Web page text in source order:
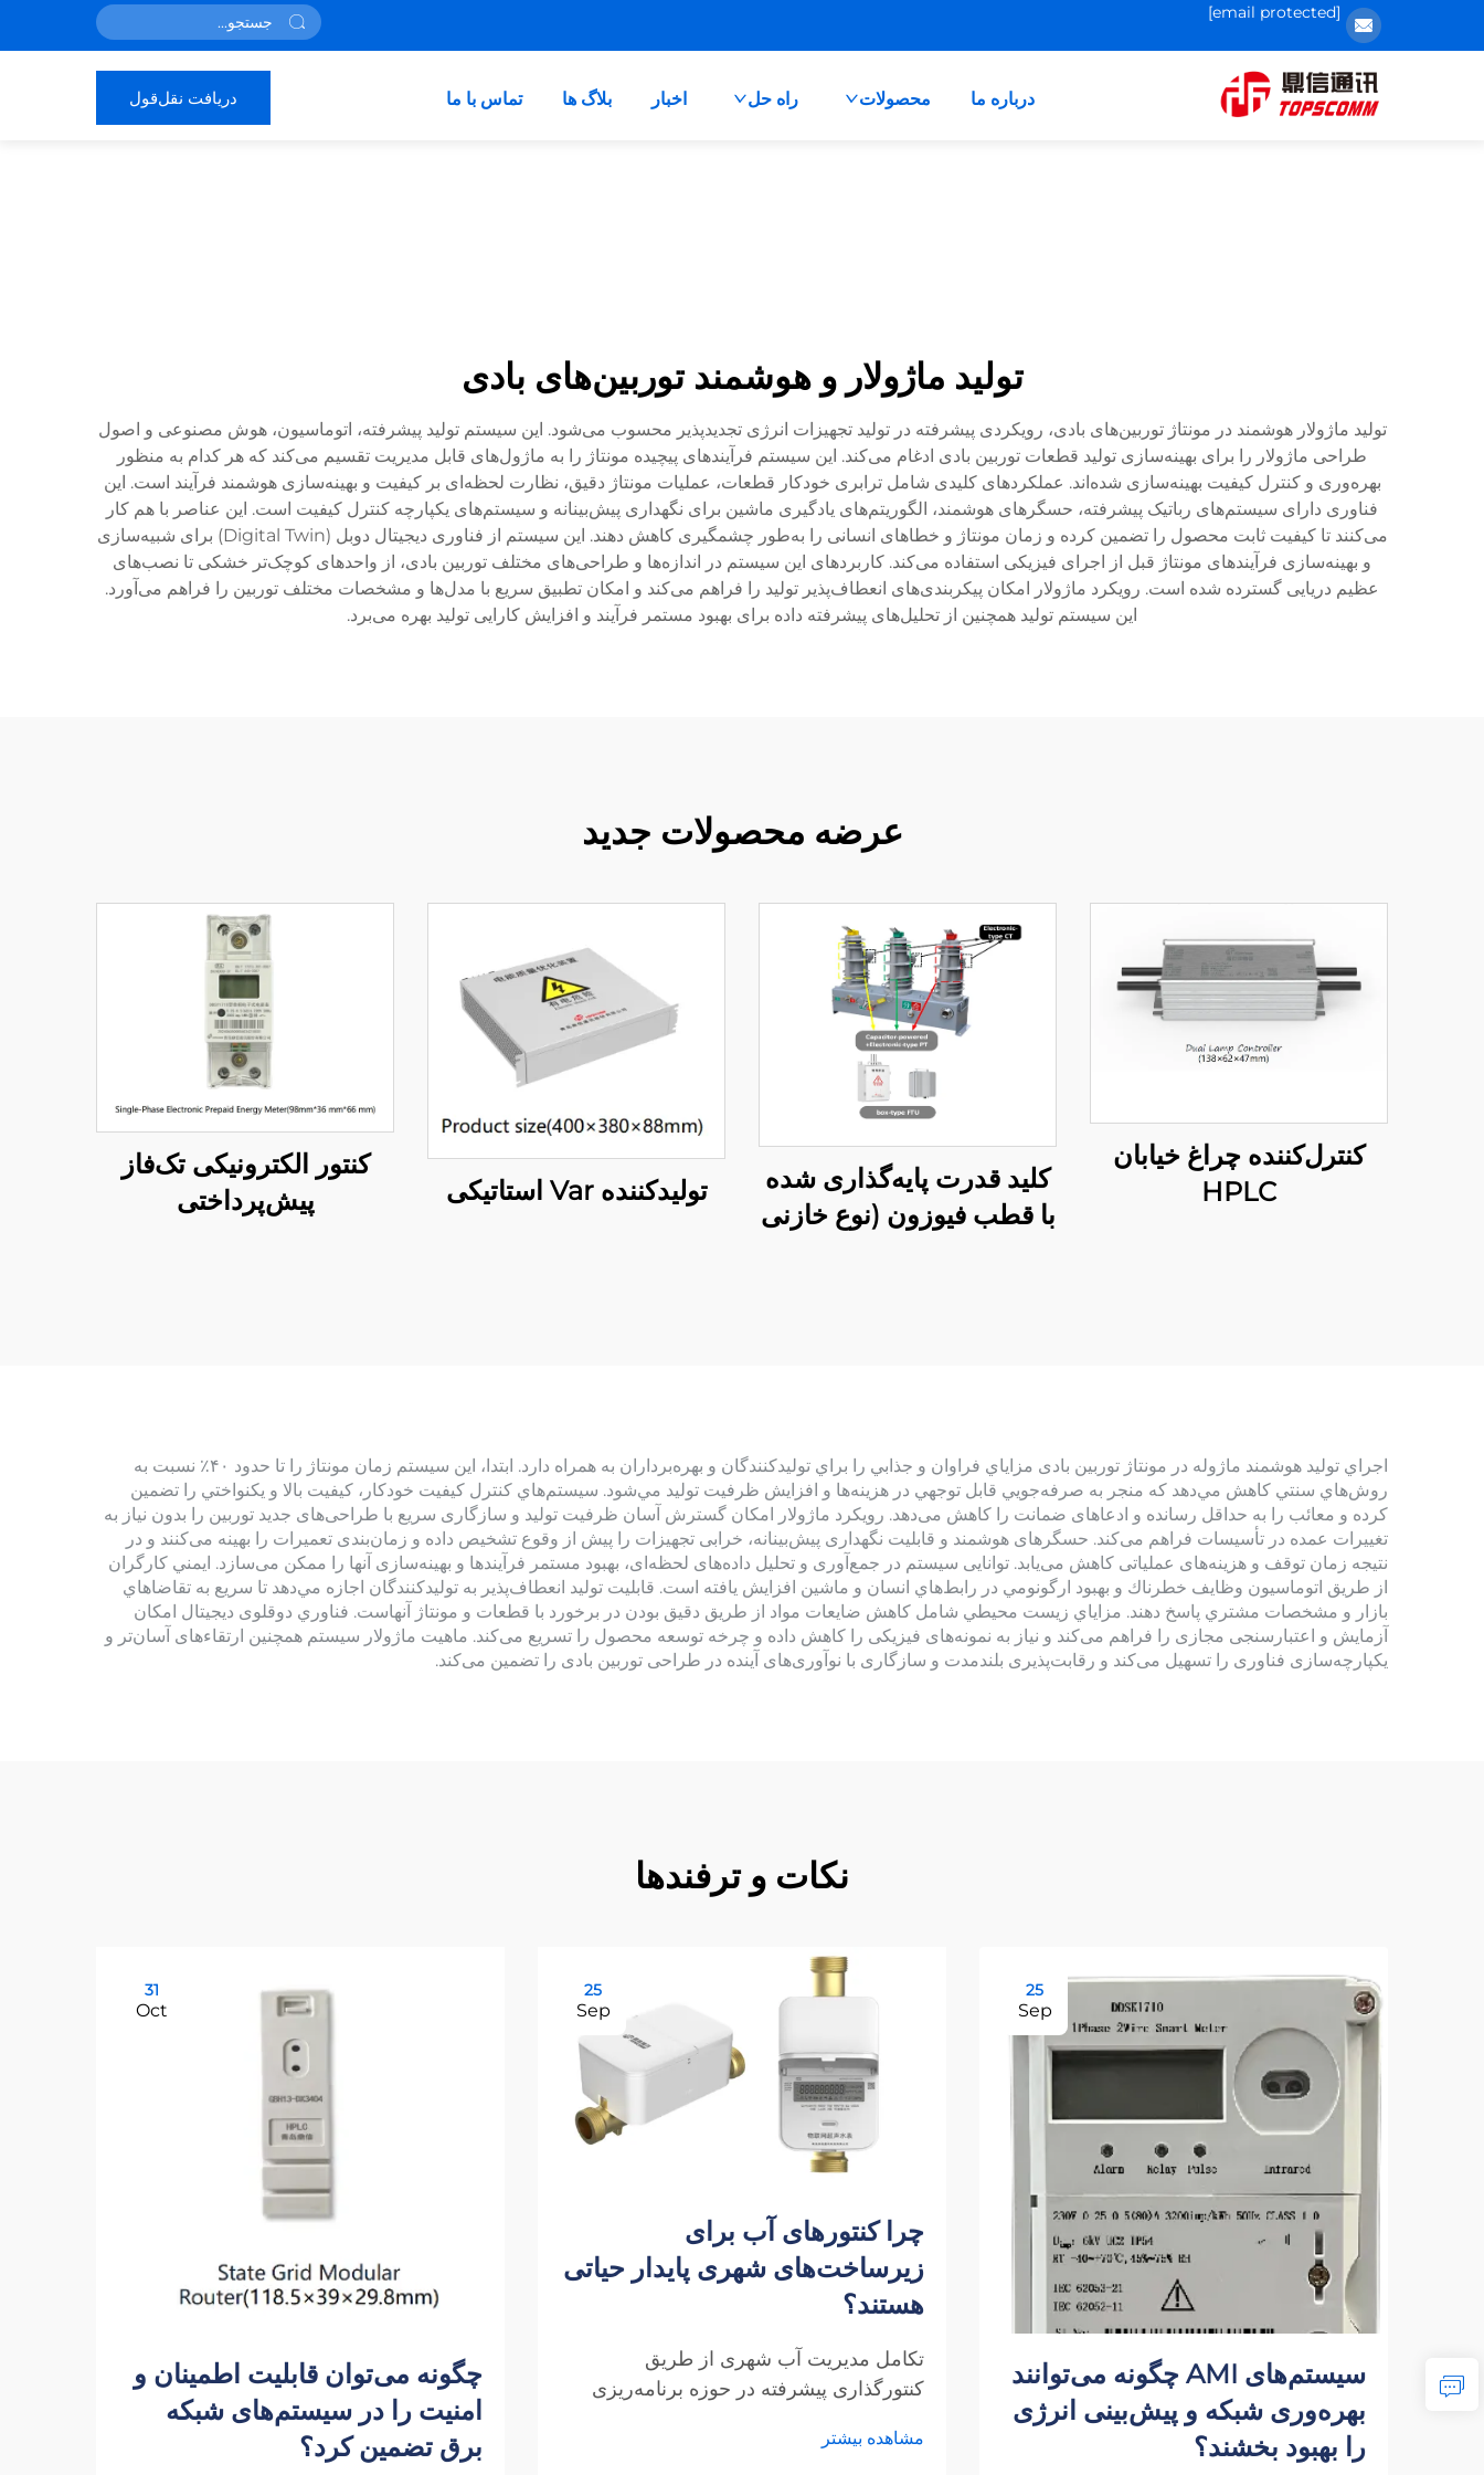
[email protected]
درباره ما محصولات راه حل اخبار بلاگ ها تماس با ما دریافت نقل‌قول
تولید ماژولار و هوشمند توربین‌های بادی
تولید ماژولار هوشمند در مونتاژ توربین‌های بادی، رویکردی پیشرفته در تولید تجهیزات انرژی تجدیدپذیر محسوب می‌شود. این سیستم تولید پیشرفته، اتوماسیون، هوش مصنوعی و اصول
طراحی ماژولار را برای بهینه‌سازی تولید قطعات توربین بادی ادغام می‌کند. این سیستم فرآیندهای پیچیده مونتاژ را به ماژول‌های قابل مدیریت تقسیم می‌کند که هر کدام به منظور
بهره‌وری و کنترل کیفیت بهینه‌سازی شده‌اند. عملکردهای کلیدی شامل ترابری خودکار قطعات، عملیات مونتاژ دقیق، نظارت لحظه‌ای بر کیفیت و بهینه‌سازی هوشمند فرآیند است. این
فناوری دارای سیستم‌های رباتیک پیشرفته، حسگرهای هوشمند، الگوریتم‌های یادگیری ماشین برای نگهداری پیش‌بینانه و سیستم‌های یکپارچه کنترل کیفیت است. این عناصر با هم کار
می‌کنند تا کیفیت ثابت محصول را تضمین کرده و زمان مونتاژ و خطاهای انسانی را به‌طور چشمگیری کاهش دهند. این سیستم از فناوری دیجیتال دوبل (Digital Twin) برای شبیه‌سازی
و بهینه‌سازی فرآیندهای مونتاژ قبل از اجرای فیزیکی استفاده می‌کند. کاربردهای این سیستم در اندازه‌ها و طراحی‌های مختلف توربین بادی، از واحدهای کوچک‌تر خشکی تا نصب‌های
عظیم دریایی گسترده شده است. رویکرد ماژولار امکان پیکربندی‌های انعطاف‌پذیر تولید را فراهم می‌کند و امکان تطبیق سریع با مدل‌ها و مشخصات مختلف توربین را فراهم می‌آورد.
این سیستم تولید همچنین از تحلیل‌های پیشرفته داده برای بهبود مستمر فرآیند و افزایش کارایی تولید بهره می‌برد.
عرضه محصولات جدید
کنترل‌کننده چراغ خیابان
HPLC
کلید قدرت پایه‌گذاری شده
با قطب فیوزون (نوع خازنی
تولیدکننده Var استاتیکی
کنتور الکترونیکی تک‌فاز
پیش‌پرداختی
اجراي توليد هوشمند ماژوله در مونتاژ توربين بادی مزاياي فراوان و جذابي را براي توليدكنندگان و بهره‌برداران به همراه دارد. ابتدا، اين سيستم زمان مونتاژ را تا حدود ۴۰٪ نسبت به
روش‌هاي سنتي كاهش مي‌دهد كه منجر به صرفه‌جويي قابل توجهي در هزينه‌ها و افزايش ظرفيت توليد مي‌شود. سيستم‌هاي كنترل كيفيت خودكار، كيفيت بالا و يكنواختي را تضمين
كرده و معائب را به حداقل رسانده و ادعاهای ضمانت را کاهش می‌دهد. رویکرد ماژولار امکان گسترش آسان ظرفیت تولید و سازگاری سریع با طراحی‌های جدید توربین را بدون نیاز به
تغییرات عمده در تأسیسات فراهم می‌کند. حسگرهای هوشمند و قابلیت نگهداری پیش‌بینانه، خرابی تجهیزات را پیش از وقوع تشخیص داده و زمان‌بندی تعمیرات را بهینه می‌کنند و در
نتیجه زمان توقف و هزینه‌های عملیاتی کاهش می‌یابد. توانایی سیستم در جمع‌آوری و تحلیل داده‌های لحظه‌ای، بهبود مستمر فرآیندها و بهینه‌سازی آنها را ممکن می‌سازد. ايمني كارگران
از طريق اتوماسيون وظايف خطرناك و بهبود ارگونومي در رابط‌هاي انسان و ماشين افزايش يافته است. قابليت توليد انعطاف‌پذير به توليدكنندگان اجازه مي‌دهد تا سريع به تقاضاهاي
بازار و مشخصات مشتري پاسخ دهند. مزاياي زيست محيطي شامل كاهش ضايعات مواد از طريق دقيق بودن در برخورد با قطعات و مونتاژ آنهاست. فناوري دوقلوی دیجیتال امکان
آزمایش و اعتبارسنجی مجازی را فراهم می‌کند و نیاز به نمونه‌های فیزیکی را کاهش داده و چرخه توسعه محصول را تسریع می‌کند. ماهیت ماژولار سیستم همچنین ارتقاءهای آسان‌تر و
یکپارچه‌سازی فناوری را تسهیل می‌کند و رقابت‌پذیری بلندمدت و سازگاری با نوآوری‌های آینده در طراحی توربین بادی را تضمین می‌کند.
نکات و ترفندها
25
Sep
سیستم‌های AMI چگونه می‌توانند
بهره‌وری شبکه و پیش‌بینی انرژی
را بهبود بخشند؟
25
Sep
چرا کنتورهای آب برای
زیرساخت‌های شهری پایدار حیاتی
هستند؟
تکامل مدیریت آب شهری از طریق
کنتورگذاری پیشرفته در حوزه برنامه‌ریزی
به عنوان ابزارهای ضروری ظهور کرده‌اند که
مشاهده بیشتر
31
Oct
چگونه می‌توان قابلیت اطمینان و
امنیت را در سیستم‌های شبکه
برق تضمین کرد؟